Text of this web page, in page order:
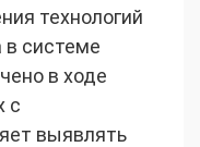
технологий
в системе
в ходе
с
выявлять